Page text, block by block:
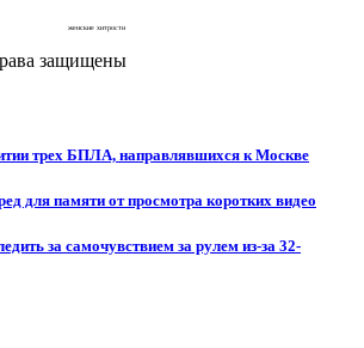
женские хитрости
защищены
трех БПЛА, направлявшихся к Москве
для памяти от просмотра коротких видео
за самочувствием за рулем из-за 32-